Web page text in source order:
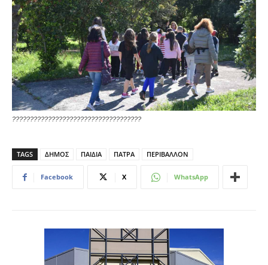
????????????????????????????????????
TAGS ΔΗΜΟΣ ΠΑΙΔΙΑ ΠΑΤΡΑ ΠΕΡΙΒΑΛΛΟΝ
Facebook X WhatsApp